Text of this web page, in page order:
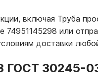
включая Труба
или
доставки
ГОСТ 30245-